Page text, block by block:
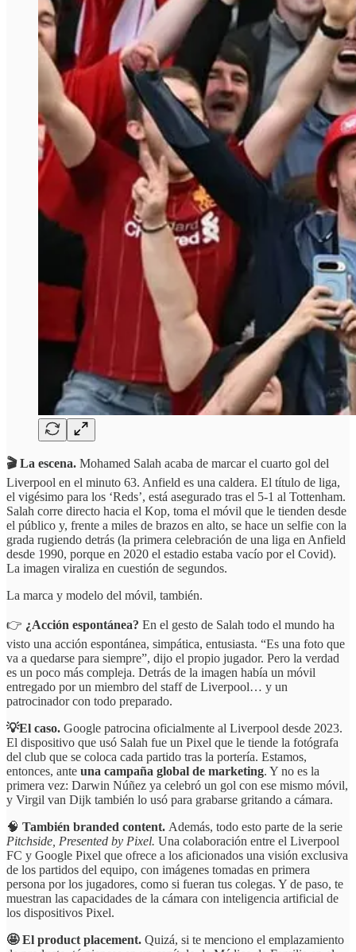
🎬 La escena. Mohamed Salah acaba de marcar el cuarto gol del
Liverpool en el minuto 63. Anfield es una caldera. El título de liga,
el vigésimo para los ‘Reds’, está asegurado tras el 5-1 al Tottenham.
Salah corre directo hacia el Kop, toma el móvil que le tienden desde
el público y, frente a miles de brazos en alto, se hace un selfie con la
grada rugiendo detrás (la primera celebración de una liga en Anfield
desde 1990, porque en 2020 el estadio estaba vacío por el Covid).
La imagen viraliza en cuestión de segundos.
La marca y modelo del móvil, también.
👉 ¿Acción espontánea? En el gesto de Salah todo el mundo ha
visto una acción espontánea, simpática, entusiasta. “Es una foto que
va a quedarse para siempre”, dijo el propio jugador. Pero la verdad
es un poco más compleja. Detrás de la imagen había un móvil
entregado por un miembro del staff de Liverpool… y un
patrocinador con todo preparado.
💡El caso. Google patrocina oficialmente al Liverpool desde 2023.
El dispositivo que usó Salah fue un Pixel que le tiende la fotógrafa
del club que se coloca cada partido tras la portería. Estamos,
entonces, ante una campaña global de marketing. Y no es la
primera vez: Darwin Núñez ya celebró un gol con ese mismo móvil,
y Virgil van Dijk también lo usó para grabarse gritando a cámara.
🧠 También branded content. Además, todo esto parte de la serie
Pitchside, Presented by Pixel. Una colaboración entre el Liverpool
FC y Google Pixel que ofrece a los aficionados una visión exclusiva
de los partidos del equipo, con imágenes tomadas en primera
persona por los jugadores, como si fueran tus colegas. Y de paso, te
muestran las capacidades de la cámara con inteligencia artificial de
los dispositivos Pixel.
🤩 El product placement. Quizá, si te menciono el emplazamiento